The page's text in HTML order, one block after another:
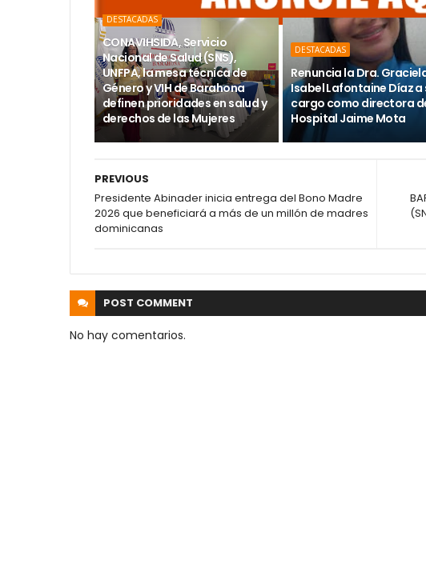
DESTACADAS
CONAVIHSIDA, Servicio
Nacional de Salud (SNS),
UNFPA, la mesa técnica de
Género y VIH de Barahona
definen prioridades en salud y
derechos de las Mujeres
DESTACADAS
Renuncia la Dra.
Isabel Lafontaine Díaz a
cargo como directora
Hospital Jaime Mota
PREVIOUS
Presidente Abinader inicia entrega del Bono Madre
2026 que beneficiará a más de un millón de madres
dominicanas
POST COMMENT
No hay comentarios.